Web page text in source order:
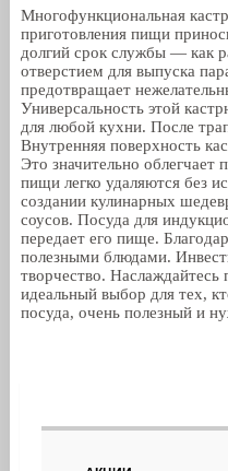
Многофункциональная
приготовления пищи
долгий срок службы — как
отверстием для выпуска
предотвращает
Универсальность этой
для любой кухни. После
Внутренняя поверхность
Это значительно
пищи легко удаляются без
создании кулинарных
соусов. Посуда для
передает его пище.
полезными блюдами.
творчество. Наслаждайтесь
идеальный выбор для тех,
посуда, очень полезный и